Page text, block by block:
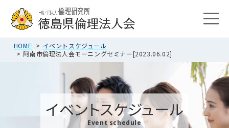
HOME
イベントスケジュール
阿南市倫理法人会モーニングセミナー[2023.06.02]
イベントスケジュール
Event schedule